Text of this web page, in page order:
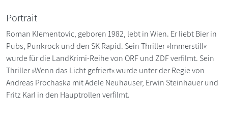
Portrait
Roman Klementovic, geboren 1982, lebt in Wien. Er liebt Bier in
Pubs, Punkrock und den SK Rapid. Sein Thriller »Immerstill«
wurde für die LandKrimi-Reihe von ORF und ZDF verfilmt. Sein
Thriller »Wenn das Licht gefriert« wurde unter der Regie von
Andreas Prochaska mit Adele Neuhauser, Erwin Steinhauer und
Fritz Karl in den Hauptrollen verfilmt.